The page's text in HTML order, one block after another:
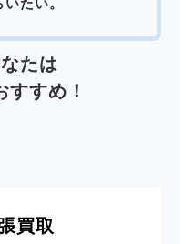
たい。
たは
すすめ！
買取